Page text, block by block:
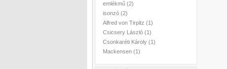
emlékmű (2)
isonzó (2)
Alfred von Tirpitz (1)
Csicsery László (1)
Csonkaréti Károly (1)
Mackensen (1)